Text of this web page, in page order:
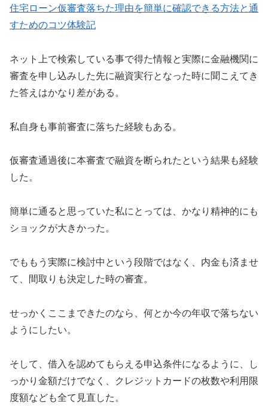
住宅ローン仮審査落ちた理由を簡単に確認できる方法と通
すためのコツ体験記
ネット上で検索している事で得た情報と実際に金融機関に
審査を申し込みした先に融資実行となった時に聞こえてき
た答えはかなり差がある。
私自身も事前審査に落ちた経験もある。
仮審査通過後に本審査で融資を断られたという結果も経験
した。
簡単に通ると思っていた私にとっては、かなり精神的にも
ショックが大きかった。
でももう実際に検討中という段階ではなく、内金も済ませ
て、間取りも決定した時の審査。
せっかくここまできたのなら、何とか今の年収で落ちない
ようにしたい。
そして、借入を認めてもらえる申込条件になるように、し
っかり金額だけでなく、クレジットカードの枚数や利用限
度額なども全て見直した。